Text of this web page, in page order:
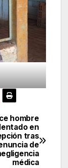
hombre
en
tras
de
médica